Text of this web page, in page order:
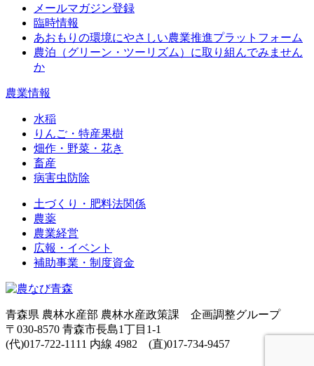
メールマガジン登録
臨時情報
あおもりの環境にやさしい農業推進プラットフォーム
農泊（グリーン・ツーリズム）に取り組んでみません
か
農業情報
水稲
りんご・特産果樹
畑作・野菜・花き
畜産
病害虫防除
土づくり・肥料法関係
農薬
農業経営
広報・イベント
補助事業・制度資金
青森県 農林水産部 農林水産政策課 企画調整グループ
〒030-8570 青森市長島1丁目1-1
(代)017-722-1111 内線 4982 (直)017-734-9457